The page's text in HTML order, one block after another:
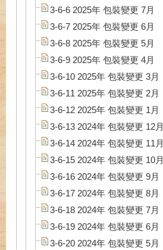
3-6-6 2025年 包裝變更 7月
3-6-7 2025年 包裝變更 6月
3-6-8 2025年 包裝變更 5月
3-6-9 2025年 包裝變更 4月
3-6-10 2025年 包裝變更 3月
3-6-11 2025年 包裝變更 2月
3-6-12 2025年 包裝變更 1月
3-6-13 2024年 包裝變更 12月
3-6-14 2024年 包裝變更 11月
3-6-15 2024年 包裝變更 10月
3-6-16 2024年 包裝變更 9月
3-6-17 2024年 包裝變更 8月
3-6-18 2024年 包裝變更 7月
3-6-19 2024年 包裝變更 6月
3-6-20 2024年 包裝變更 5月